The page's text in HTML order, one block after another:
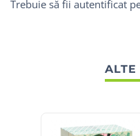
Trebuie să fii autentificat
ALTE